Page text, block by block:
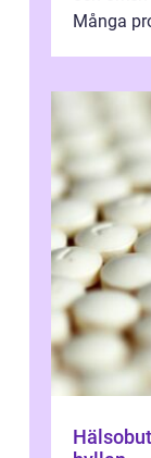
Många
Hälsobutik mer än bara